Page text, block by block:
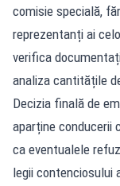
comisie specială,
reprezentanți ai
verifica
analiza cantitățile
Decizia finală de
aparține conducerii
ca eventualele
legii contenciosului